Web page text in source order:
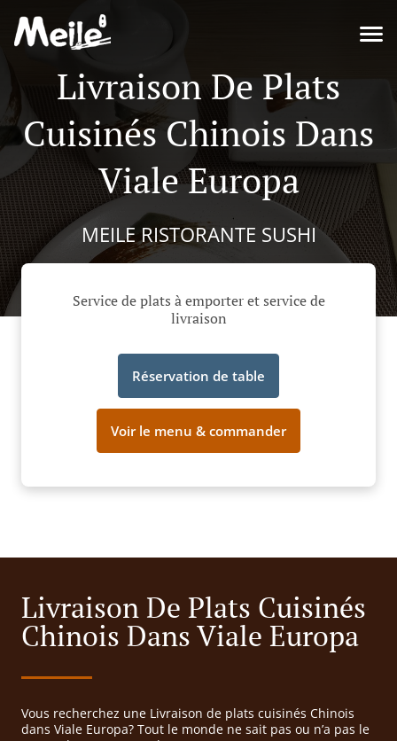
Livraison De Plats
Cuisinés Chinois Dans
Viale Europa
MEILE RISTORANTE SUSHI
Service de plats à emporter et service de
livraison
Réservation de table
Voir le menu & commander
Livraison De Plats Cuisinés
Chinois Dans Viale Europa
Vous recherchez une Livraison de plats cuisinés Chinois
dans Viale Europa? Tout le monde ne sait pas ou n’a pas le